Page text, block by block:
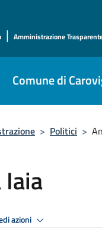
| Amministrazione
Comune di
> Politici >
azioni